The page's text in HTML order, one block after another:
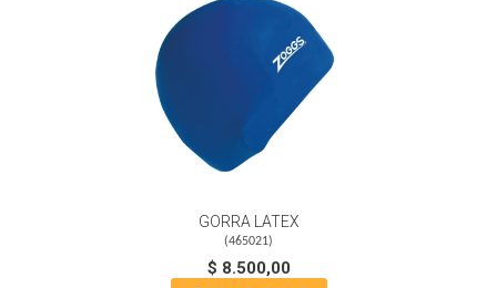
GORRA LATEX
(465021)
$ 8.500,00